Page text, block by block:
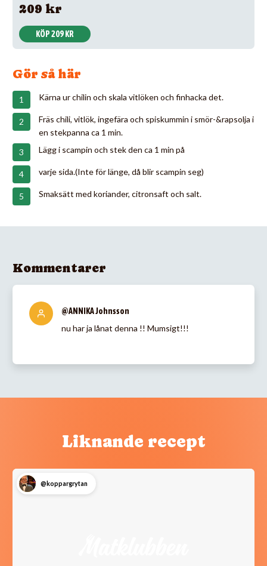
209 kr
KÖP 209 KR
Gör så här
Kärna ur chilin och skala vitlöken och finhacka det.
Fräs chili, vitlök, ingefära och spiskummin i smör-&rapsolja i
en stekpanna ca 1 min.
Lägg i scampin och stek den ca 1 min på
varje sida.(Inte för länge, då blir scampin seg)
Smaksätt med koriander, citronsaft och salt.
Kommentarer
@ANNIKA Johnsson
nu har ja lånat denna !! Mumsigt!!!
Liknande recept
@koppargrytan